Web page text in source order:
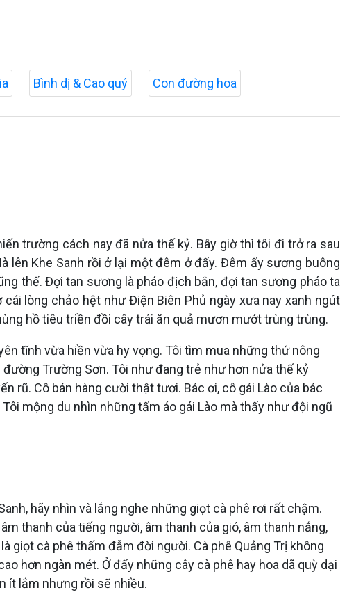
Bình dị & Cao quý Con đường hoa
trường cách nay đã nửa thế kỷ. Bây giờ thì tôi đi trở ra sau
lên Khe Sanh rồi ở lại một đêm ở đấy. Đêm ấy sương buông
thế. Đợi tan sương là pháo địch bắn, đợi tan sương pháo ta
lòng chảo hệt như Điện Biên Phủ ngày xưa nay xanh ngút
hồ tiêu triền đồi cây trái ăn quả mươn mướt trùng trùng.
tĩnh vừa hiền vừa hy vọng. Tôi tìm mua những thứ nông
Trường Sơn. Tôi như đang trẻ như hơn nửa thế kỷ
rũ. Cô bán hàng cười thật tươi. Bác ơi, cô gái Lào của bác
mộng du nhìn những tấm áo gái Lào mà thấy như đội ngũ
hãy nhìn và lắng nghe những giọt cà phê rơi rất chậm.
thanh của tiếng người, âm thanh của gió, âm thanh nắng,
giọt cà phê thấm đẫm đời người. Cà phê Quảng Trị không
hơn ngàn mét. Ở đấy những cây cà phê hay hoa dã quỳ dại
ít lắm nhưng rồi sẽ nhiều.